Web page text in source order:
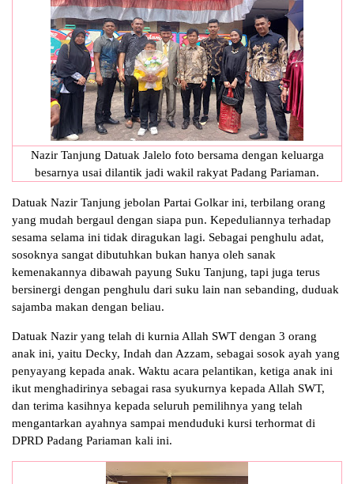
Nazir Tanjung Datuak Jalelo foto bersama dengan keluarga
besarnya usai dilantik jadi wakil rakyat Padang Pariaman.
Datuak Nazir Tanjung jebolan Partai Golkar ini, terbilang orang
yang mudah bergaul dengan siapa pun. Kepeduliannya terhadap
sesama selama ini tidak diragukan lagi. Sebagai penghulu adat,
sosoknya sangat dibutuhkan bukan hanya oleh sanak
kemenakannya dibawah payung Suku Tanjung, tapi juga terus
bersinergi dengan penghulu dari suku lain nan sebanding, duduak
sajamba makan dengan beliau.
Datuak Nazir yang telah di kurnia Allah SWT dengan 3 orang
anak ini, yaitu Decky, Indah dan Azzam, sebagai sosok ayah yang
penyayang kepada anak. Waktu acara pelantikan, ketiga anak ini
ikut menghadirinya sebagai rasa syukurnya kepada Allah SWT,
dan terima kasihnya kepada seluruh pemilihnya yang telah
mengantarkan ayahnya sampai menduduki kursi terhormat di
DPRD Padang Pariaman kali ini.